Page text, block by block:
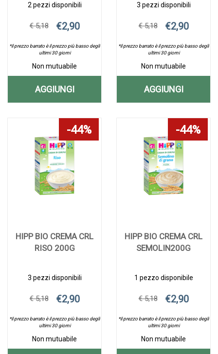
2 pezzi disponibili
€ 5,18 €2,90
*il prezzo barrato è il prezzo più basso degli
ultimi 30 giorni
Non mutuabile
AGGIUNGI
AGGIUNGI HIPP
CREMA
CRL
M/CRL
200G AL
CARRELLO
BIO
CREMA
CRL
M/CRL
200G alla
wishlist
su HIPP
CREMA
CRL
M/CRL
200G
3 pezzi disponibili
€ 5,18 €2,90
*il prezzo barrato è il prezzo più basso degli
ultimi 30 giorni
Non mutuabile
AGGIUNGI
AGGIUNGI
CREMA
CRL
MAIS/
CARRELLO
BIO
CREMA
CRL
MAIS/TA200G
wishlist
su HIPP
CREMA
CRL
MAIS/TA200G
HIPP BIO CREMA CRL
RISO 200G
3 pezzi disponibili
44%
€ 5,18 €2,90
*il prezzo barrato è il prezzo più basso degli
ultimi 30 giorni
Non mutuabile
HIPP BIO CREMA CRL
SEMOLIN200G
1 pezzo disponibile
44%
€ 5,18 €2,90
*il prezzo barrato è il prezzo più basso degli
ultimi 30 giorni
Non mutuabile